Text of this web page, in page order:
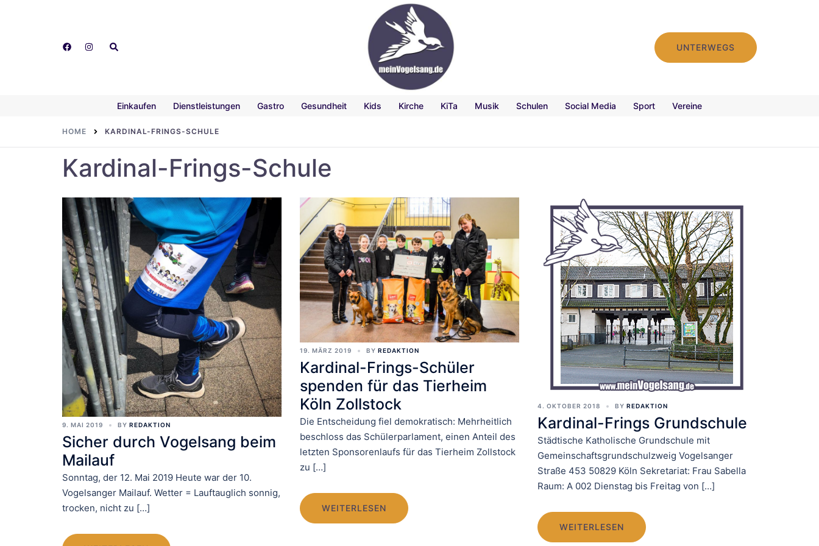
Search UNTERWEGS
Einkaufen Dienstleistungen Gastro Gesundheit Kids Kirche KiTa Musik Schulen Social Media Sport Vereine
HOME KARDINAL-FRINGS-SCHULE
Kardinal-Frings-Schule
9. MAI 2019 BY REDAKTION
Sicher durch Vogelsang beim
Mailauf
Sonntag, der 12. Mai 2019 Heute war der 10.
Vogelsanger Mailauf. Wetter = Lauftauglich sonnig,
trocken, nicht zu […]
19. MÄRZ 2019 BY REDAKTION
Kardinal-Frings-Schüler
spenden für das Tierheim
Köln Zollstock
Die Entscheidung fiel demokratisch: Mehrheitlich
beschloss das Schülerparlament, einen Anteil des
letzten Sponsorenlaufs für das Tierheim Zollstock
zu […]
WEITERLESEN
4. OKTOBER 2018 BY REDAKTION
Kardinal-Frings Grundschule
Städtische Katholische Grundschule mit
Gemeinschaftsgrundschulzweig Vogelsanger
Straße 453 50829 Köln Sekretariat: Frau Sabella
Raum: A 002 Dienstag bis Freitag von […]
WEITERLESEN